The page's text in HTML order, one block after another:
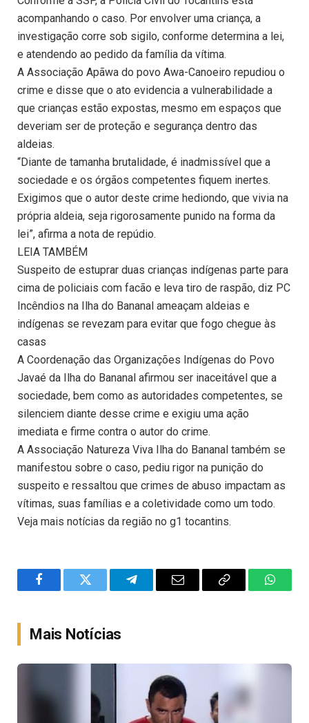
acompanhando o caso. Por envolver uma criança, a
investigação corre sob sigilo, conforme determina a lei,
e atendendo ao pedido da família da vítima.
A Associação Apãwa do povo Awa-Canoeiro repudiou o
crime e disse que o ato evidencia a vulnerabilidade a
que crianças estão expostas, mesmo em espaços que
deveriam ser de proteção e segurança dentro das
aldeias.
“Diante de tamanha brutalidade, é inadmissível que a
sociedade e os órgãos competentes fiquem inertes.
Exigimos que o autor deste crime hediondo, que vivia na
própria aldeia, seja rigorosamente punido na forma da
lei”, afirma a nota de repúdio.
LEIA TAMBÉM
Suspeito de estuprar duas crianças indígenas parte para
cima de policiais com facão e leva tiro de raspão, diz PC
Incêndios na Ilha do Bananal ameaçam aldeias e
indígenas se revezam para evitar que fogo chegue às
casas
A Coordenação das Organizações Indígenas do Povo
Javaé da Ilha do Bananal afirmou ser inaceitável que a
sociedade, bem como as autoridades competentes, se
silenciem diante desse crime e exigiu uma ação
imediata e firme contra o autor do crime.
A Associação Natureza Viva Ilha do Bananal também se
manifestou sobre o caso, pediu rigor na punição do
suspeito e ressaltou que crimes de abuso impactam as
vítimas, suas famílias e a coletividade como um todo.
Veja mais notícias da região no g1 tocantins.
FacebookTwitter TelegramEmail
Copy
Mais Notícias